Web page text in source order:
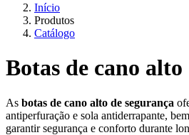
Início
Produtos
Catálogo
Botas de cano alto
As botas de cano alto de segurança
antiperfuração e sola antiderrapante,
garantir segurança e conforto durante